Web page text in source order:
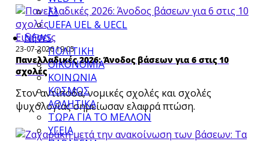
F1
UEFA UEL & UECL
NEWS
ΠΟΛΙΤΙΚΗ
ΟΙΚΟΝΟΜΙΑ
ΚΟΙΝΩΝΙΑ
ΚΟΣΜΟΣ
ΑΘΛΗΤΙΚΑ
ΤΩΡΑ ΓΙΑ ΤΟ ΜΕΛΛΟΝ
ΥΓΕΙΑ
Ειδήσεις
23-07-2026 19:05
Πανελλαδικές 2026: Άνοδος βάσεων για 6 στις 10
σχολές
Στον αντίποδα, νομικές σχολές και σχολές
ψυχολογίας σημείωσαν ελαφρά πτώση.